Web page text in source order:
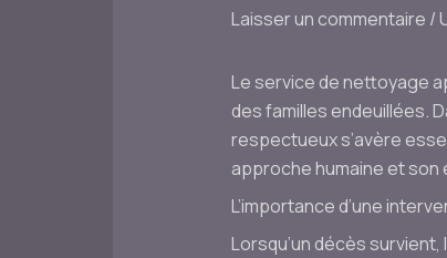
Laisser un commentaire /
Le service de nettoyage
des familles endeuillées.
respectueux s’avère
approche humaine et
L’importance d’une
Lorsqu’un décès